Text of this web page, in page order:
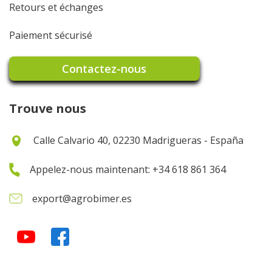
Retours et échanges
Paiement sécurisé
Contactez-nous
Trouve nous
Calle Calvario 40, 02230 Madrigueras - España
Appelez-nous maintenant: +34 618 861 364
export@agrobimer.es